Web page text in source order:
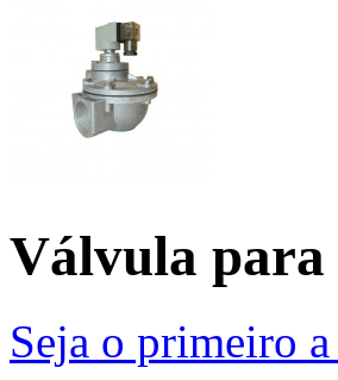
Válvula
Seja o primeiro